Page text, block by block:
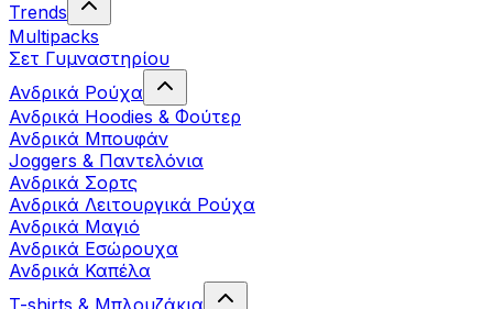
Trends
Multipacks
Σετ Γυμναστηρίου
Ανδρικά Ρούχα
Ανδρικά Hoodies & Φούτερ
Ανδρικά Μπουφάν
Joggers & Παντελόνια
Ανδρικά Σορτς
Ανδρικά Λειτουργικά Ρούχα
Ανδρικά Μαγιό
Ανδρικά Εσώρουχα
Ανδρικά Καπέλα